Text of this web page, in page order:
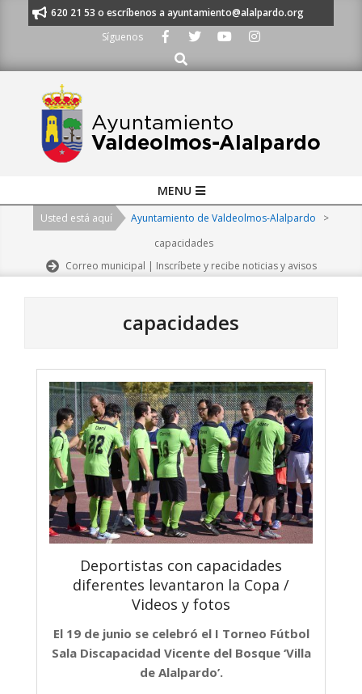
al 91 620 21 53 o escríbenos a ayuntamiento@alalpardo.org
Síguenos
Buscar
Navigation
MENU
Usted está aquí Ayuntamiento de Valdeolmos-Alalpardo
>
capacidades
Correo municipal | Inscríbete y recibe noticias y avisos
capacidades
Deportistas con capacidades
diferentes levantaron la Copa /
Videos y fotos
El 19 de junio se celebró el I Torneo Fútbol
Sala Discapacidad Vicente del Bosque ‘Villa
de Alalpardo’.